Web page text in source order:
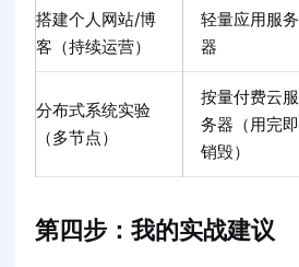
搭建个人网站/博
客（持续运营）
轻量应用服务
器
分布式系统实验
（多节点）
按量付费云服
务器（用完即
销毁）
第四步：我的实战建议